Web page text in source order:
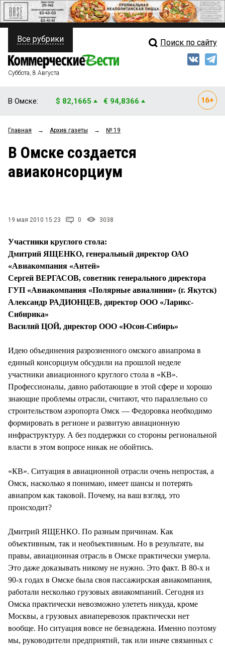
ПОЛИТИКА
ФИНАНСЫ
ОБЩЕСТВО
ЗАКОН
НОВОСТИ КОМПАНИЙ
Свежий выпуск
Рейтинги
Все рубрики Поиск по сайту
Суббота, 8 Августа
В Омске: $ 82,1665 € 94,8366
Главная → Архив газеты → № 19
В Омске создается
авиаконсорциум
19 мая 2010 15:23 0 3038
Участники круглого стола:
Дмитрий ЯЩЕНКО, генеральный директор ОАО
«Авиакомпания «Антей»
Сергей ВЕРГАСОВ, советник генерального директора
ГУП «Авиакомпания «Полярные авиалинии» (г. Якутск)
Александр РАДИОНЦЕВ, директор ООО «Ларикс-
Сибирика»
Василий ЦОЙ, директор ООО «Юсон-Сибирь»
Идею объединения разрозненного омского авиапрома в
единый консорциум обсудили на прошлой неделе
участники авиационного круглого стола в «КВ».
Профессионалы, давно работающие в этой сфере и хорошо
знающие проблемы отрасли, считают, что параллельно со
строительством аэропорта Омск — Федоровка необходимо
формировать в регионе и развитую авиационную
инфраструктуру. А без поддержки со стороны региональной
власти в этом вопросе никак не обойтись.
«КВ». Ситуация в авиационной отрасли очень непростая, а
Омск, насколько я понимаю, имеет шансы и потерять
авиапром как таковой. Почему, на ваш взгляд, это
происходит?
Дмитрий ЯЩЕНКО. По разным причинам. Как
объективным, так и необъективным. Но в результате, вы
правы, авиационная отрасль в Омске практически умерла.
Это даже доказывать никому не нужно. Это факт. В 80-х и
90-х годах в Омске была своя пассажирская авиакомпания,
работали несколько грузовых авиакомпаний. Сегодня из
Омска практически невозможно улететь никуда, кроме
Москвы, а грузовых авиаперевозок практически нет
вообще. Но ситуация вовсе не безнадежна. Именно поэтому
мы, руководители предприятий, так или иначе связанных с